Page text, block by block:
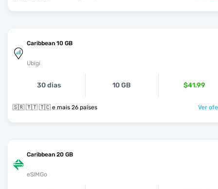
Caribbean 10 GB
Ubigi
30 dias 10 GB $41.99
🇸🇷 🇹🇹 🇹🇨 e mais 26 países Ver
Caribbean 20 GB
eSIMGo